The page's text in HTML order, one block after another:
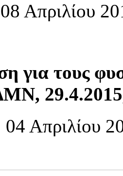
Απριλίου
για τους
Απριλίου